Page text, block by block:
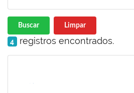
Buscar Limpar
4 registros encontrados.